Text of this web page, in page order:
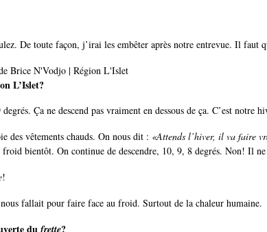
De toute façon, j’irai les embêter après notre entrevue. Il faut
L’Islet?
Ça ne descend pas vraiment en dessous de ça. C’est notre
des vêtements chauds. On nous dit : «Attends l’hiver, il va faire
bientôt. On continue de descendre, 10, 9, 8 degrés. Non! Il
!
fallait pour faire face au froid. Surtout de la chaleur humaine.
du frette?